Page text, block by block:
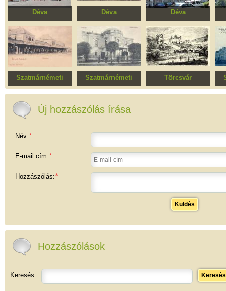
Déva
Orient hotel
Déva
Történelmi
műemlékövezet
Déva
Befektetési Bank, ma
Területi Oktatási
Központ
Szatmárnémeti
Vasútállomas
Szatmárnémeti
Északi Színház
Törcsvár
Törcsvári határátkelő
Új hozzászólás írása
Név:*
E-mail cím:*
Hozzászólás:*
Küldés
Hozzászólások
Keresés: Keresés